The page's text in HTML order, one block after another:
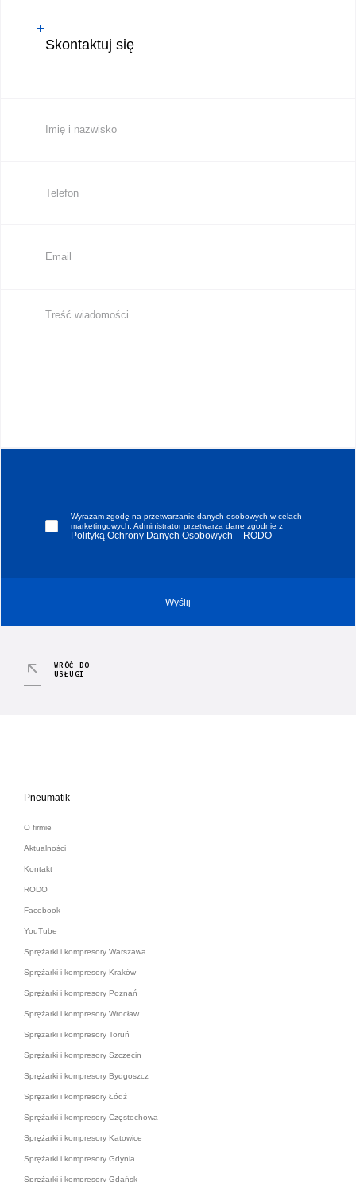
Skontaktuj się
Wyrażam zgodę na przetwarzanie danych osobowych w celach
marketingowych. Administrator przetwarza dane zgodnie z
Polityką Ochrony Danych Osobowych – RODO
WRÓĆ DO
USŁUGI
Pneumatik
O firmie
Aktualności
Kontakt
RODO
Facebook
YouTube
Sprężarki i kompresory Warszawa
Sprężarki i kompresory Kraków
Sprężarki i kompresory Poznań
Sprężarki i kompresory Wrocław
Sprężarki i kompresory Toruń
Sprężarki i kompresory Szczecin
Sprężarki i kompresory Bydgoszcz
Sprężarki i kompresory Łódź
Sprężarki i kompresory Częstochowa
Sprężarki i kompresory Katowice
Sprężarki i kompresory Gdynia
Sprężarki i kompresory Gdańsk